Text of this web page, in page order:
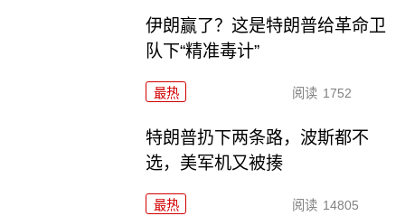
伊朗赢了？这是特朗普给革命卫
队下“精准毒计”
最热 阅读 1752
特朗普扔下两条路，波斯都不
选，美军机又被揍
最热 阅读 14805